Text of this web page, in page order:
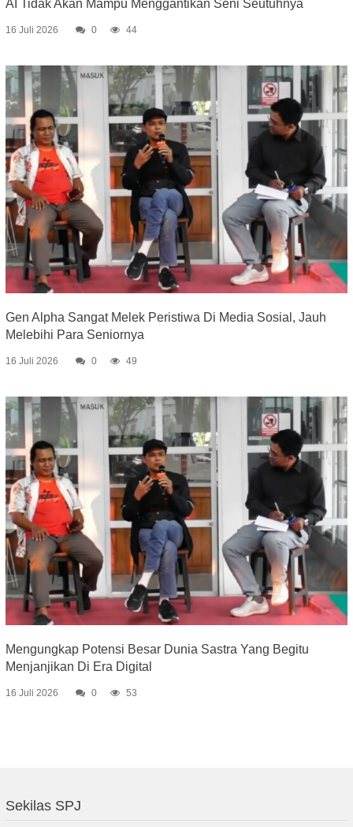
AI Tidak Akan Mampu Menggantikan Seni Seutuhnya
16 Juli 2026 0 44
Gen Alpha Sangat Melek Peristiwa Di Media Sosial, Jauh
Melebihi Para Seniornya
16 Juli 2026 0 49
Mengungkap Potensi Besar Dunia Sastra Yang Begitu
Menjanjikan Di Era Digital
16 Juli 2026 0 53
Sekilas SPJ